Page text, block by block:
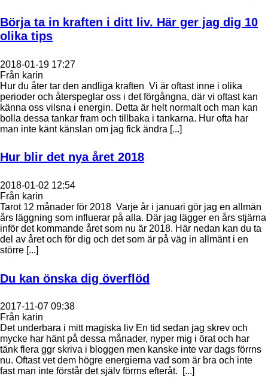
Börja ta in kraften i ditt liv. Här ger jag dig 10
olika tips
2018-01-19 17:27
Från karin
Hur du åter tar den andliga kraften Vi är oftast inne i olika
perioder och återspeglar oss i det förgångna, där vi oftast kan
känna oss vilsna i energin. Detta är helt normalt och man kan
bolla dessa tankar fram och tillbaka i tankarna. Hur ofta har
man inte känt känslan om jag fick ändra [...]
Hur blir det nya året 2018
2018-01-02 12:54
Från karin
Tarot 12 månader för 2018 Varje år i januari gör jag en allmän
års läggning som influerar på alla. Där jag lägger en års stjärna
inför det kommande året som nu är 2018. Här nedan kan du ta
del av året och för dig och det som är på väg in allmänt i en
större [...]
Du kan önska dig överflöd
2017-11-07 09:38
Från karin
Det underbara i mitt magiska liv En tid sedan jag skrev och
mycke har hänt på dessa månader, nyper mig i örat och har
tänk flera ggr skriva i bloggen men kanske inte var dags förrns
nu. Oftast vet dem högre energierna vad som är bra och inte
fast man inte förstår det själv förrns efteråt. [...]